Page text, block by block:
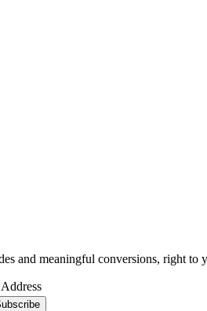
and meaningful conversions, right to